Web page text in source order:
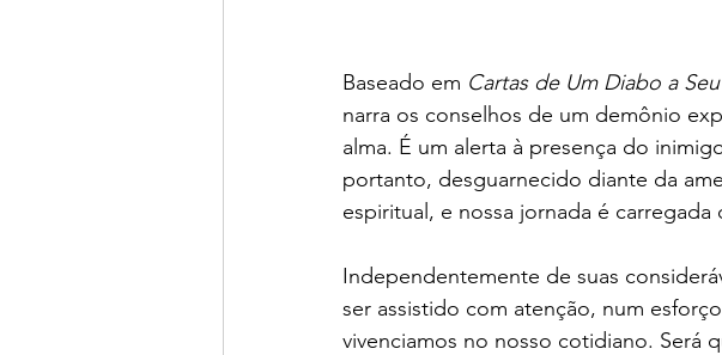
Baseado em Cartas de Um Diabo a
narra os conselhos de um demônio
alma. É um alerta à presença do
portanto, desguarnecido diante da
espiritual, e nossa jornada é
Independentemente de suas
ser assistido com atenção, num
vivenciamos no nosso cotidiano. Será